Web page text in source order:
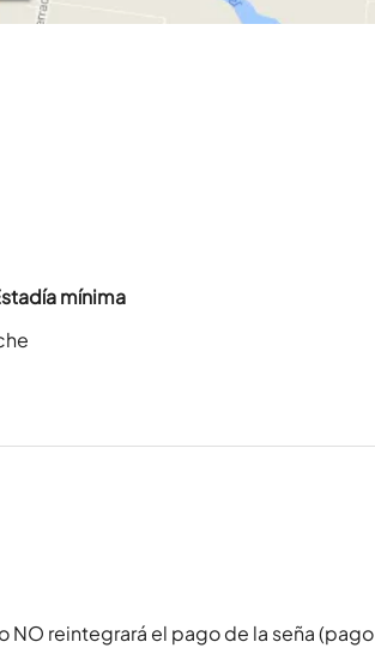
mínima
reintegrará el pago de la seña (pago